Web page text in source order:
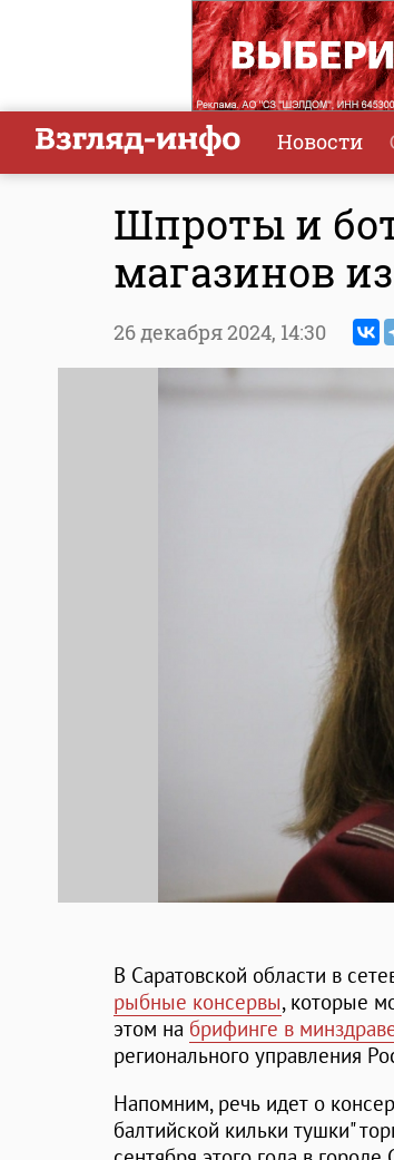
Новости
Шпроты и
магазинов
26 декабря 2024, 14:30
В Саратовской области в
рыбные консервы, которые
этом на брифинге в
регионального управления
Напомним, речь идет о
балтийской кильки тушки"